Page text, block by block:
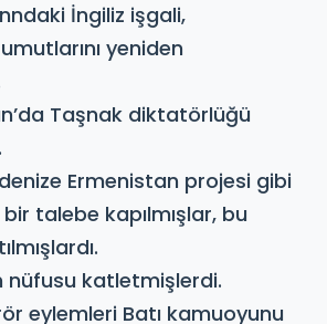
İngiliz işgali,
yeniden
Taşnak diktatörlüğü
Ermenistan projesi gibi
talebe kapılmışlar, bu
nüfusu katletmişlerdi.
eylemleri Batı kamuoyunu